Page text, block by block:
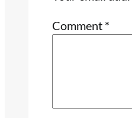
Comment *